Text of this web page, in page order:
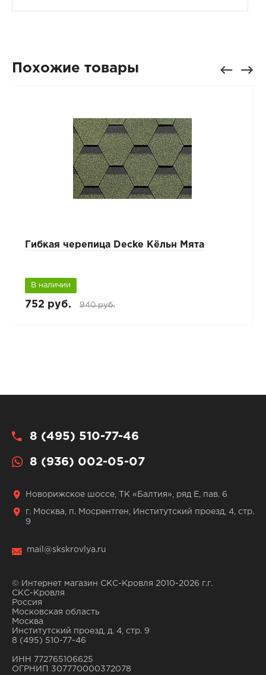
Похожие товары
Гибкая черепица Decke Кёльн Мята
В наличии
752 руб. 940 руб.
8 (495) 510-77-46
8 (936) 002-05-07
Новорижское шоссе, ТК «Балтия», ряд Е, пав. 6
г. Москва, п. Мосрентген, Институтский проезд, 4, стр.
9
mail@skskrovlya.ru
© Интернет магазин СКС-Кровля 2010-2026 г.г.
СКС-Кровля
Россия
Московская область
Москва
Институтский проезд, д. 4, стр. 9
8 (495) 510-77-46
ИНН 772765106625
ОГРНИП 307770000372078